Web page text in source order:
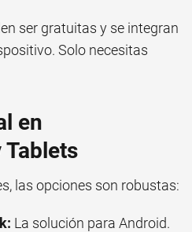
ser gratuitas y se integran
Solo necesitas
en
las opciones son robustas:
La solución para Android.